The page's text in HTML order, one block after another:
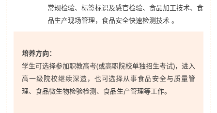
常规检验、标签标识及感官检验、食品加工技术、食
品生产现场管理，食品安全快速检测技术 。
培养方向：
学生可选择参加职教高考(或高职院校单独招生考试)，进入
高一级院校继续深造，也可选择从事食品安全与质量管
理、食品微生物检验检测、食品生产管理等工作。